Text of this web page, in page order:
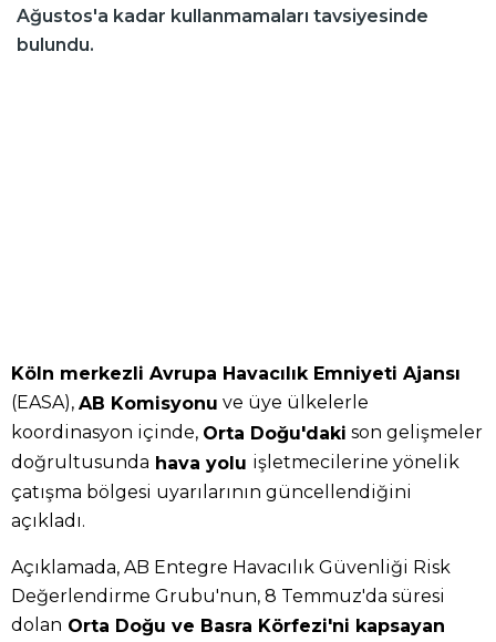
Ağustos'a kadar kullanmamaları tavsiyesinde
bulundu.
Köln merkezli Avrupa Havacılık Emniyeti Ajansı
(EASA), AB Komisyonu ve üye ülkelerle
koordinasyon içinde, Orta Doğu'daki son gelişmeler
doğrultusunda hava yolu işletmecilerine yönelik
çatışma bölgesi uyarılarının güncellendiğini
açıkladı.
Açıklamada, AB Entegre Havacılık Güvenliği Risk
Değerlendirme Grubu'nun, 8 Temmuz'da süresi
dolan Orta Doğu ve Basra Körfezi'ni kapsayan